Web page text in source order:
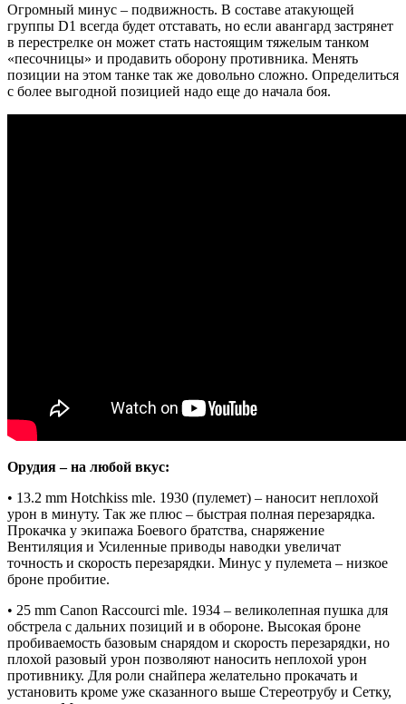
Огромный минус – подвижность. В составе атакующей
группы D1 всегда будет отставать, но если авангард застрянет
в перестрелке он может стать настоящим тяжелым танком
«песочницы» и продавить оборону противника. Менять
позиции на этом танке так же довольно сложно. Определиться
с более выгодной позицией надо еще до начала боя.
Орудия – на любой вкус:
• 13.2 mm Hotchkiss mle. 1930 (пулемет) – наносит неплохой
урон в минуту. Так же плюс – быстрая полная перезарядка.
Прокачка у экипажа Боевого братства, снаряжение
Вентиляция и Усиленные приводы наводки увеличат
точность и скорость перезарядки. Минус у пулемета – низкое
броне пробитие.
• 25 mm Canon Raccourci mle. 1934 – великолепная пушка для
обстрела с дальних позиций и в обороне. Высокая броне
пробиваемость базовым снарядом и скорость перезарядки, но
плохой разовый урон позволяют наносить неплохой урон
противнику. Для роли снайпера желательно прокачать и
установить кроме уже сказанного выше Стереотрубу и Сетку,